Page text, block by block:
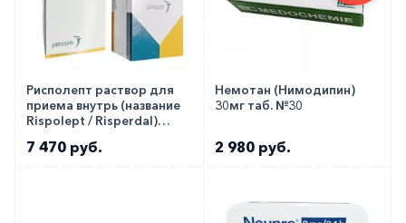
Рисполепт раствор для
приема внутрь (название
Rispolept / Risperdal)
7 470 руб.
Немотан (Нимодипин)
30мг таб. №30
2 980 руб.